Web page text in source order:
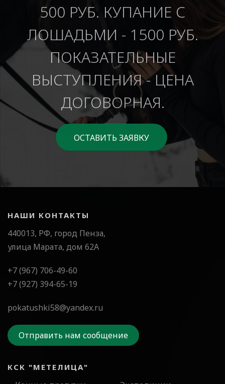
500 РУБ. КУПАНИЕ С
ЛОШАДЬМИ - 1500 РУБ.
ПОКАЗАТЕЛЬНЫЕ
ВЫСТУПЛЕНИЯ - ЦЕНА
ДОГОВОРНАЯ.
ОСТАВИТЬ ЗАЯВКУ
НАШИ КОНТАКТЫ
440013, РФ, город Пенза,
улица Марата, дом 62А
+7 (967) 706-49-60
+7 (927) 394-65-19
pokatushki58@yandex.ru
Отправить нам сообщение
КСК "МЕТЕЛИЦА"